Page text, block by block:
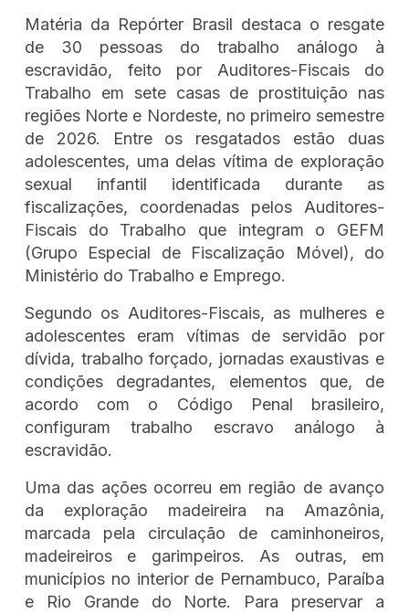
Matéria da Repórter Brasil destaca o resgate
de 30 pessoas do trabalho análogo à
escravidão, feito por Auditores-Fiscais do
Trabalho em sete casas de prostituição nas
regiões Norte e Nordeste, no primeiro semestre
de 2026. Entre os resgatados estão duas
adolescentes, uma delas vítima de exploração
sexual infantil identificada durante as
fiscalizações, coordenadas pelos Auditores-
Fiscais do Trabalho que integram o GEFM
(Grupo Especial de Fiscalização Móvel), do
Ministério do Trabalho e Emprego.
Segundo os Auditores-Fiscais, as mulheres e
adolescentes eram vítimas de servidão por
dívida, trabalho forçado, jornadas exaustivas e
condições degradantes, elementos que, de
acordo com o Código Penal brasileiro,
configuram trabalho escravo análogo à
escravidão.
Uma das ações ocorreu em região de avanço
da exploração madeireira na Amazônia,
marcada pela circulação de caminhoneiros,
madeireiros e garimpeiros. As outras, em
municípios no interior de Pernambuco, Paraíba
e Rio Grande do Norte. Para preservar a